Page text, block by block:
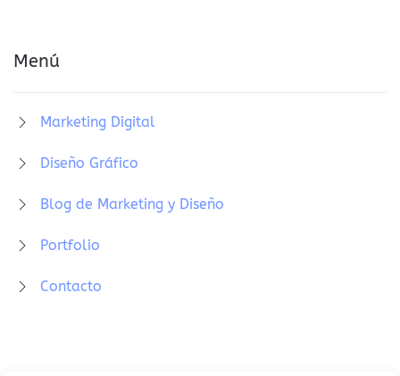
Menú
Marketing Digital
Diseño Gráfico
Blog de Marketing y Diseño
Portfolio
Contacto